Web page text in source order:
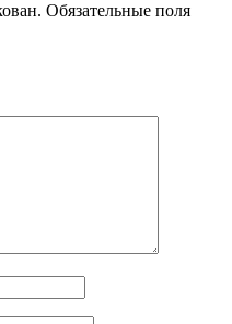
Обязательные поля